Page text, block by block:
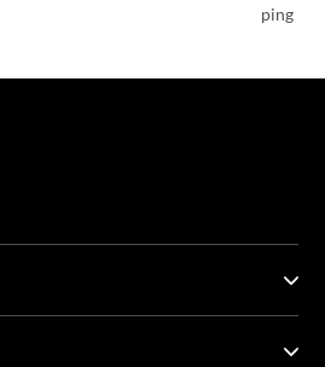
ping